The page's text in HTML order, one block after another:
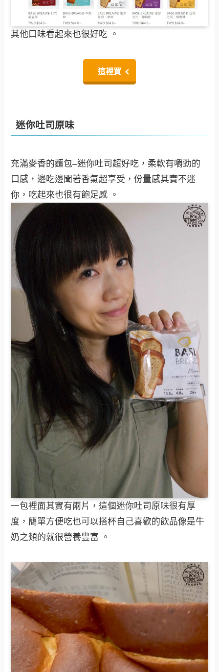
其他口味看起來也很好吃 。
這裡買
迷你吐司原味
充滿麥香的麵包–迷你吐司超好吃，柔軟有嚼勁的
口感，邊吃邊聞著香氣超享受，份量感其實不迷
你，吃起來也很有飽足感 。
一包裡面其實有兩片，這個迷你吐司原味很有厚
度，簡單方便吃也可以搭杯自己喜歡的飲品像是牛
奶之類的就很營養豐富 。